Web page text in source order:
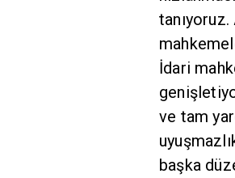
İdari
ve tam
başka